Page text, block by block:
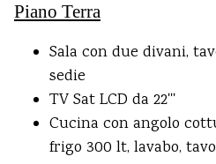
Piano Terra
Sala con due divani,
sedie
TV Sat LCD da 22'''
Cucina con angolo
frigo 300 lt, lavabo,